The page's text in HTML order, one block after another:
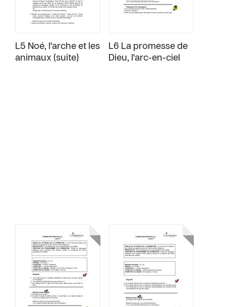
L5 Noé, l'arche et les
animaux (suite)
L6 La promesse de
Dieu, l'arc-en-ciel